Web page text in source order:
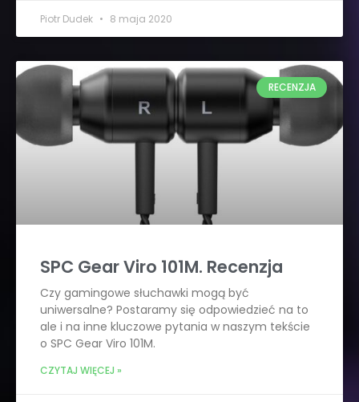
Piotr Dudek 8 maja 2020
RECENZJA
SPC Gear Viro 101M. Recenzja
Czy gamingowe słuchawki mogą być
uniwersalne? Postaramy się odpowiedzieć na to
ale i na inne kluczowe pytania w naszym tekście
o SPC Gear Viro 101M.
CZYTAJ WIĘCEJ »